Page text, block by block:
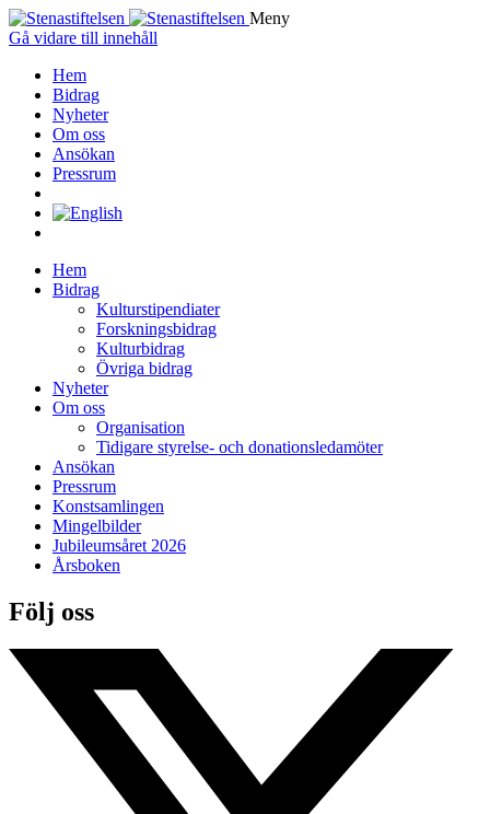
Meny
Gå vidare till innehåll
Hem
Bidrag
Nyheter
Om oss
Ansökan
Pressrum
Hem
Bidrag
Kulturstipendiater
Forskningsbidrag
Kulturbidrag
Övriga bidrag
Nyheter
Om oss
Organisation
Tidigare styrelse- och donationsledamöter
Ansökan
Pressrum
Konstsamlingen
Mingelbilder
Jubileumsåret 2026
Årsboken
Följ oss